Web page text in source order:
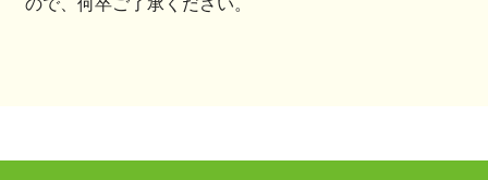
ので、何卒ご了承ください。